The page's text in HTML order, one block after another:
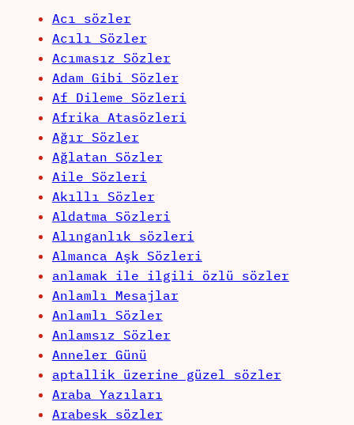
Acı sözler
Acılı Sözler
Acımasız Sözler
Adam Gibi Sözler
Af Dileme Sözleri
Afrika Atasözleri
Ağır Sözler
Ağlatan Sözler
Aile Sözleri
Akıllı Sözler
Aldatma Sözleri
Alınganlık sözleri
Almanca Aşk Sözleri
anlamak ile ilgili özlü sözler
Anlamlı Mesajlar
Anlamlı Sözler
Anlamsız Sözler
Anneler Günü
aptallik üzerine güzel sözler
Araba Yazıları
Arabesk sözler